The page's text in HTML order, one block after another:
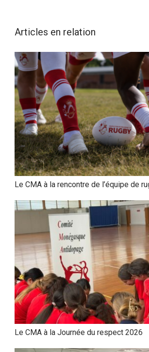
Articles en relation
Le CMA à la rencontre de l’équipe de
Le CMA à la Journée du respect 2026